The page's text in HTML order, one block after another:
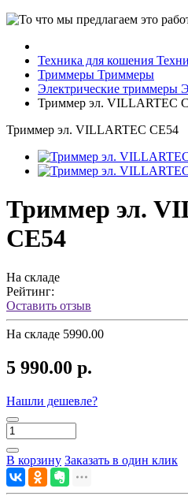
Техника для кошения
Триммеры Триммеры
Электрические триммеры
Триммер эл. VILLARTEC
Триммер эл. VILLARTEC CE54
Триммер эл.
CE54
На складе
Рейтинг:
Оставить отзыв
На складе 5990.00
5 990.00 р.
Нашли дешевле?
В корзину Заказать в один клик